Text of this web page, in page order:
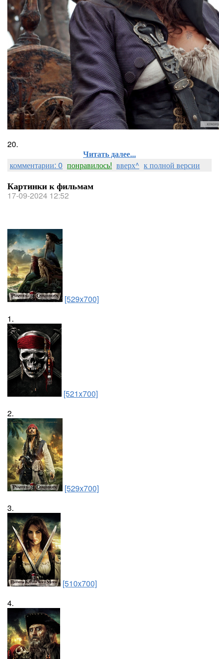
20.
Читать далее...
комментарии: 0 понравилось! вверх^ к полной версии
Картинки к фильмам
17-09-2024 12:52
[529x700]
1.
[521x700]
2.
[529x700]
3.
[510x700]
4.